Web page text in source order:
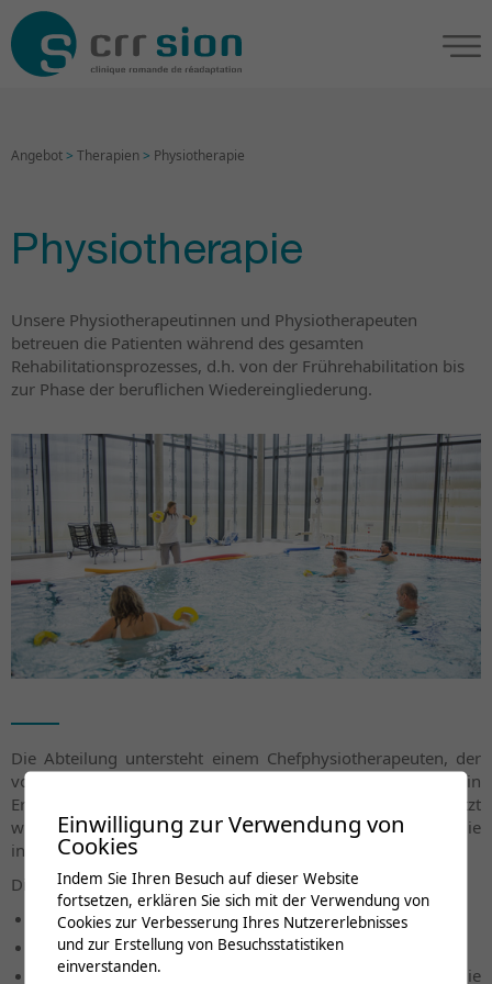
Angebot> Therapien> Physiotherapie
Physiotherapie
Unsere Physiotherapeutinnen und Physiotherapeuten
betreuen die Patienten während des gesamten
Rehabilitationsprozesses, d.h. von der Frührehabilitation bis
zur Phase der beruflichen Wiedereingliederung.
Die Abteilung untersteht einem Chefphysiotherapeuten, der
von zwei Physiotherapie-Fachstellenleitern und einer in
Erwachsenenausbildung zertifizierten Therapeutin unterstützt
wird. Bei Bedarf werden weitere Kollegen hinzugezogen, die
in verschiedenen Fachbereichen spezialisiert sind.
Die Abteilung setzt sich aus drei Einheiten zusammen :
der neurologischen Rehabilitation (Neuro-Reha)
der Rehabilitation des Bewegungsapparates (REHA)
der ambulanten Physiotherapie (namentlich die
Einwilligung zur Verwendung von
Cookies
Indem Sie Ihren Besuch auf dieser Website
fortsetzen, erklären Sie sich mit der Verwendung von
Cookies zur Verbesserung Ihres Nutzererlebnisses
und zur Erstellung von Besuchsstatistiken
einverstanden.